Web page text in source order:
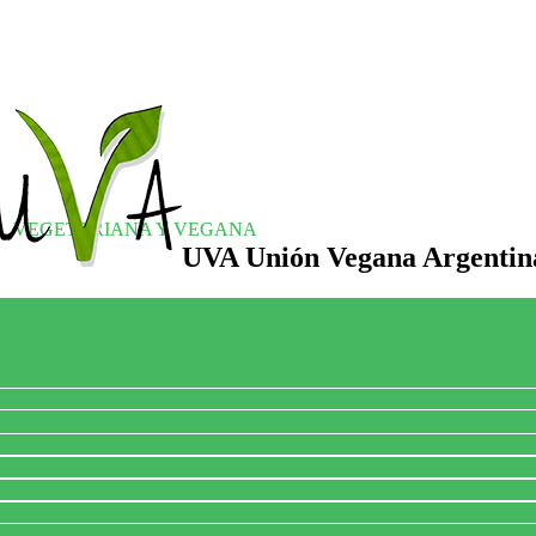
VEGETARIANA Y VEGANA
UVA Unión Vegana